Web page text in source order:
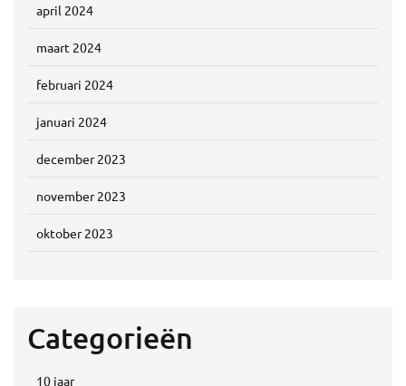
april 2024
maart 2024
februari 2024
januari 2024
december 2023
november 2023
oktober 2023
Categorieën
10 jaar